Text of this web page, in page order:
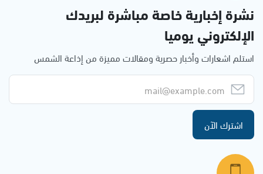
نشرة إخبارية خاصة مباشرة لبريدك
الإلكتروني يوميا
استلم اشعارات وأخبار حصرية ومقالات مميزة من إذاعة الشمس
اشترك الآن